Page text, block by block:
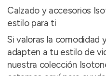
Calzado y accesorios
estilo para ti
Si valoras la comodidad
adapten a tu estilo de
nuestra colección